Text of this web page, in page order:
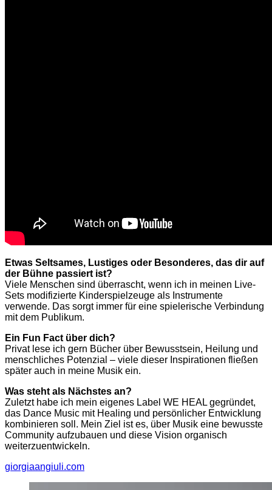
Etwas Seltsames, Lustiges oder Besonderes, das dir auf
der Bühne passiert ist?
Viele Menschen sind überrascht, wenn ich in meinen Live-
Sets modifizierte Kinderspielzeuge als Instrumente
verwende. Das sorgt immer für eine spielerische Verbindung
mit dem Publikum.
Ein Fun Fact über dich?
Privat lese ich gern Bücher über Bewusstsein, Heilung und
menschliches Potenzial – viele dieser Inspirationen fließen
später auch in meine Musik ein.
Was steht als Nächstes an?
Zuletzt habe ich mein eigenes Label WE HEAL gegründet,
das Dance Music mit Healing und persönlicher Entwicklung
kombinieren soll. Mein Ziel ist es, über Musik eine bewusste
Community aufzubauen und diese Vision organisch
weiterzuentwickeln.
giorgiaangiuli.com